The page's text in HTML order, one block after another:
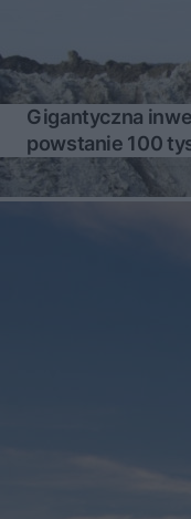
Gigantyczna
powstanie 100